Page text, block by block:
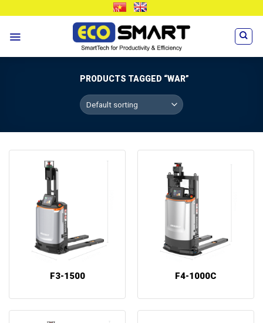
content
VN EN
PRODUCTS TAGGED “WAR”
F3-1500 F4-1000C